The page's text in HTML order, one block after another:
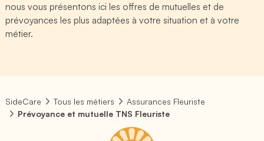
nous vous présentons ici les offres de mutuelles et de
prévoyances les plus adaptées à votre situation et à votre
métier.
SideCare Tous les métiers
Assurances Fleuriste
Prévoyance et mutuelle TNS Fleuriste